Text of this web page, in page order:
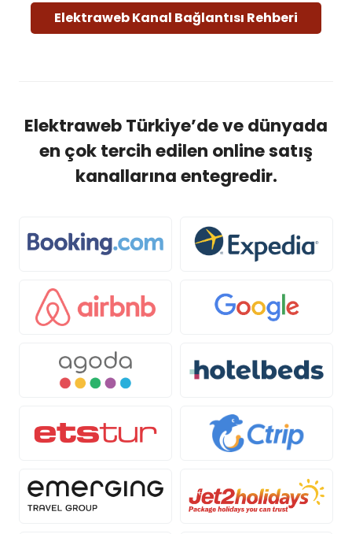
Elektraweb Kanal Bağlantısı Rehberi
Elektraweb Türkiye’de ve dünyada
en çok tercih edilen online satış
kanallarına entegredir.